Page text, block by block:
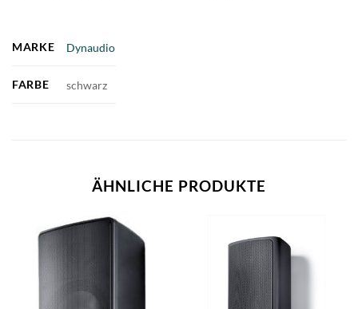
MARKE Dynaudio
FARBE schwarz
ÄHNLICHE PRODUKTE